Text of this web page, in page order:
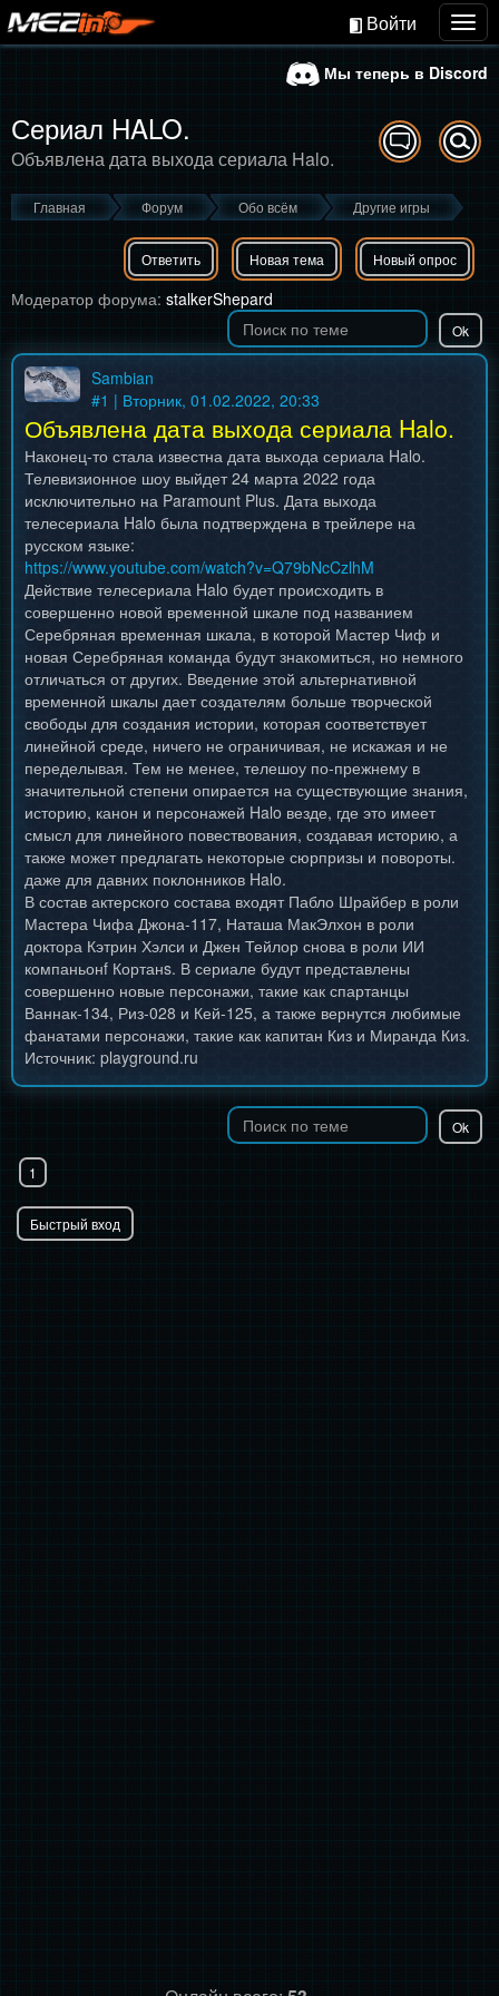
Войти
Мы теперь в Discord
Сериал HALO.
Объявлена дата выхода сериала Halo.
Главная Форум Обо всём Другие игры
Ответить Новая тема Новый опрос
Модератор форума: stalkerShepard
Sambian
#1 | Вторник, 01.02.2022, 20:33
Объявлена дата выхода сериала Halo.
Наконец-то стала известна дата выхода сериала Halo.
Телевизионное шоу выйдет 24 марта 2022 года
исключительно на Paramount Plus. Дата выхода
телесериала Halo была подтверждена в трейлере на
русском языке:
https://www.youtube.com/watch?v=Q79bNcCzlhM
Действие телесериала Halo будет происходить в
совершенно новой временной шкале под названием
Серебряная временная шкала, в которой Мастер Чиф и
новая Серебряная команда будут знакомиться, но немного
отличаться от других. Введение этой альтернативной
временной шкалы дает создателям больше творческой
свободы для создания истории, которая соответствует
линейной среде, ничего не ограничивая, не искажая и не
переделывая. Тем не менее, телешоу по-прежнему в
значительной степени опирается на существующие знания,
историю, канон и персонажей Halo везде, где это имеет
смысл для линейного повествования, создавая историю, а
также может предлагать некоторые сюрпризы и повороты.
даже для давних поклонников Halo.
В состав актерского состава входят Пабло Шрайбер в роли
Мастера Чифа Джона-117, Наташа МакЭлхон в роли
доктора Кэтрин Хэлси и Джен Тейлор снова в роли ИИ
компаньонf Кортанs. В сериале будут представлены
совершенно новые персонажи, такие как спартанцы
Ваннак-134, Риз-028 и Кей-125, а также вернутся любимые
фанатами персонажи, такие как капитан Киз и Миранда Киз.
Источник: playground.ru
1